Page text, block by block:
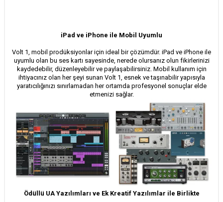
iPad ve iPhone ile Mobil Uyumlu
Volt 1, mobil prodüksiyonlar için ideal bir çözümdür. iPad ve iPhone ile
uyumlu olan bu ses kartı sayesinde, nerede olursanız olun fikirlerinizi
kaydedebilir, düzenleyebilir ve paylaşabilirsiniz. Mobil kullanım için
ihtiyacınız olan her şeyi sunan Volt 1, esnek ve taşınabilir yapısıyla
yaratıcılığınızı sınırlamadan her ortamda profesyonel sonuçlar elde
etmenizi sağlar.
Ödüllü UA Yazılımları ve Ek Kreatif Yazılımlar ile Birlikte